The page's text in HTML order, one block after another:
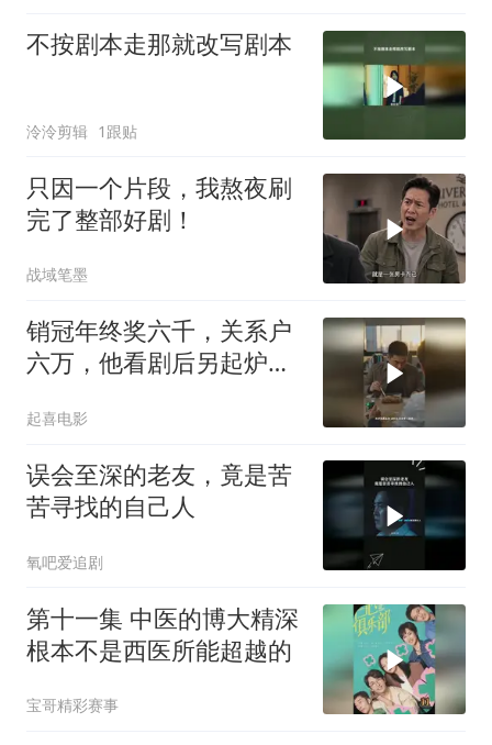
不按剧本走那就改写剧本
泠泠剪辑 1跟贴
只因一个片段，我熬夜刷
完了整部好剧！
战域笔墨
销冠年终奖六千，关系户
六万，他看剧后另起炉灶
起喜电影
误会至深的老友，竟是苦
苦寻找的自己人
氧吧爱追剧
第十一集 中医的博大精深
根本不是西医所能超越的
宝哥精彩赛事